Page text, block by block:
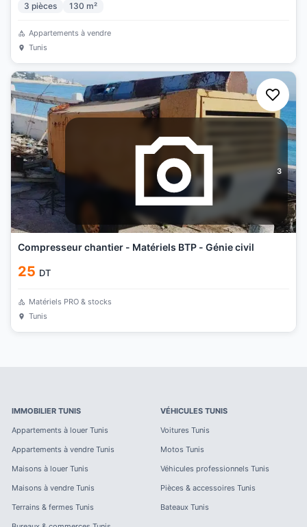
3 pièces 130 m²
Appartements à vendre
Tunis
3
Compresseur chantier - Matériels BTP - Génie civil
25 DT
Matériels PRO & stocks
Tunis
IMMOBILIER TUNIS
Appartements à louer Tunis
Appartements à vendre Tunis
Maisons à louer Tunis
Maisons à vendre Tunis
Terrains & fermes Tunis
VÉHICULES TUNIS
Voitures Tunis
Motos Tunis
Véhicules professionnels Tunis
Pièces & accessoires Tunis
Bateaux Tunis